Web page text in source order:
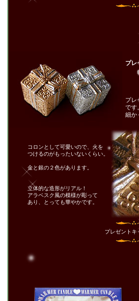
プレ
幅
プレ
です
細か
コロンとして可愛いので、火を
つけるのがもったいないくらい。
金と銀の２色があります。
立体的な造形がリアル！
アラベスク風の模様が彫って
あり、とっても華やかです。
プレゼント